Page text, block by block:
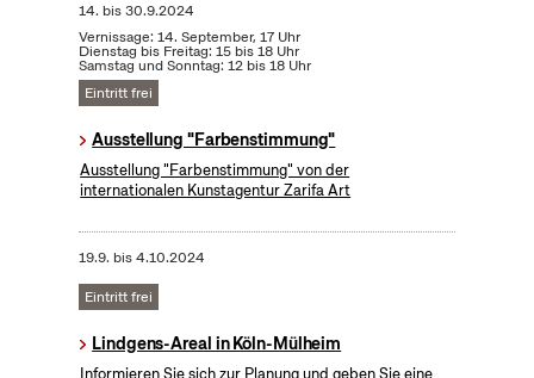
14. bis30.9.2024
Vernissage: 14. September, 17 Uhr
Dienstag bis Freitag: 15 bis 18 Uhr
Samstag und Sonntag: 12 bis 18 Uhr
Eintritt frei
Ausstellung "Farbenstimmung"
Ausstellung "Farbenstimmung" von der
internationalen Kunstagentur Zarifa Art
19.9. bis4.10.2024
Eintritt frei
Lindgens-Areal in Köln-Mülheim